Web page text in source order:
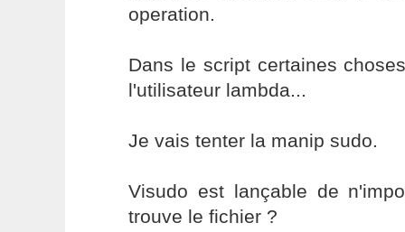
operation.
Dans le script certaines
l'utilisateur lambda...
Je vais tenter la manip sudo.
Visudo est lançable de
trouve le fichier ?